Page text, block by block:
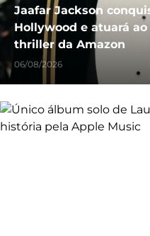
Jaafar Jackson
Hollywood e atuará
thriller da Amazon
06/08/2026